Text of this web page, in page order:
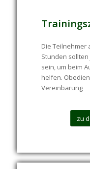
Die Teilnehmer
Stunden
sein, um beim
helfen.
Vereinbarung
zu